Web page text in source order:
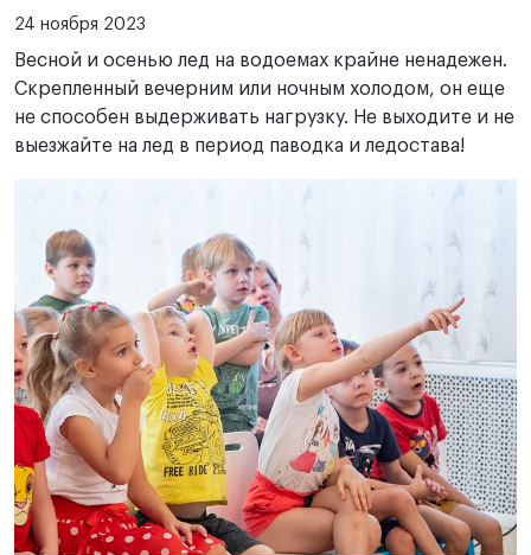
24 ноября 2023
Весной и осенью лед на водоемах крайне ненадежен.
Скрепленный вечерним или ночным холодом, он еще
не способен выдерживать нагрузку. Не выходите и не
выезжайте на лед в период паводка и ледостава!